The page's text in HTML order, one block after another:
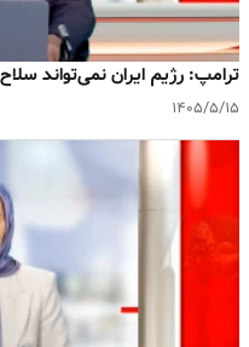
ترامپ: رژیم ایران نمی‌تواند
۱۴۰۵/۵/۱۵